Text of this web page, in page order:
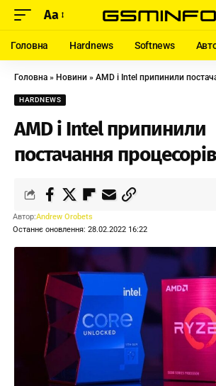
Aa
Головна Hardnews Softnews
Головна » Новини » AMD і Intel припинили
HARDNEWS
AMD і Intel припинили
постачання
Останнє оновлення: 28.02.2022 16:22
Автор:Andrew Orobets